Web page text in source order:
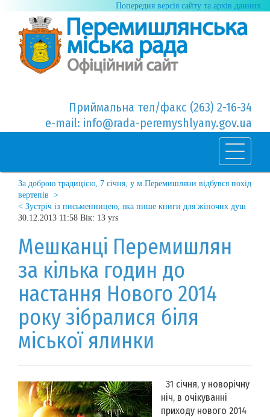
Попередня версія сайту та архів данних
Приймальна тел/факс (263) 2-16-34
e-mail: info@rada-peremyshlyany.gov.ua
За доброю традицією, 7 січня, у м.Перемишляни відбувся похід
вертепів >
< Зустріч із письменницею, яка пише книги для жіночих душ
30.12.2013 11:58 Вік: 13 yrs
Мешканці Перемишлян
за кілька годин до
настання Нового 2014
року зібралися біля
міської ялинки
31 січня, у новорічну
ніч, в очікуванні
приходу нового 2014